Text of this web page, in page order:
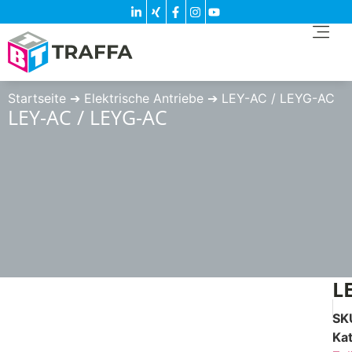
Startseite ➔ Elektrische Antriebe ➔ LEY-AC / LEYG-AC
LEY-AC / LEYG-AC